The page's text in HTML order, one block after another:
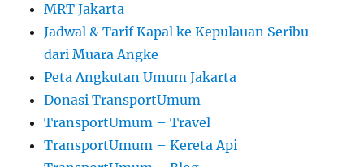
MRT Jakarta
Jadwal & Tarif Kapal ke Kepulauan Seribu
dari Muara Angke
Peta Angkutan Umum Jakarta
Donasi TransportUmum
TransportUmum – Travel
TransportUmum – Kereta Api